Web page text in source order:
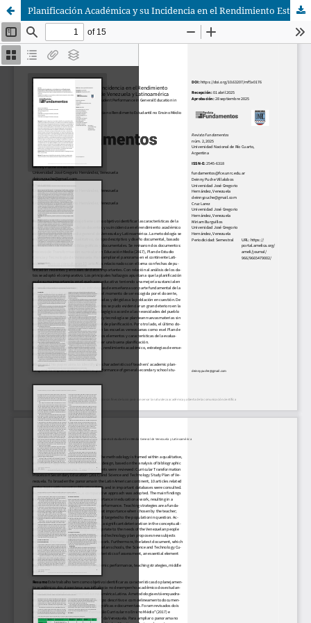
Planificación Académica y su Incidencia en el Rendimiento Estudiantil en Media General de Venezuela